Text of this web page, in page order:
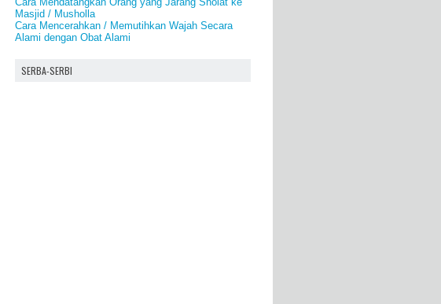
Masjid / Musholla
Cara Mencerahkan / Memutihkan Wajah Secara
Alami dengan Obat Alami
SERBA-SERBI